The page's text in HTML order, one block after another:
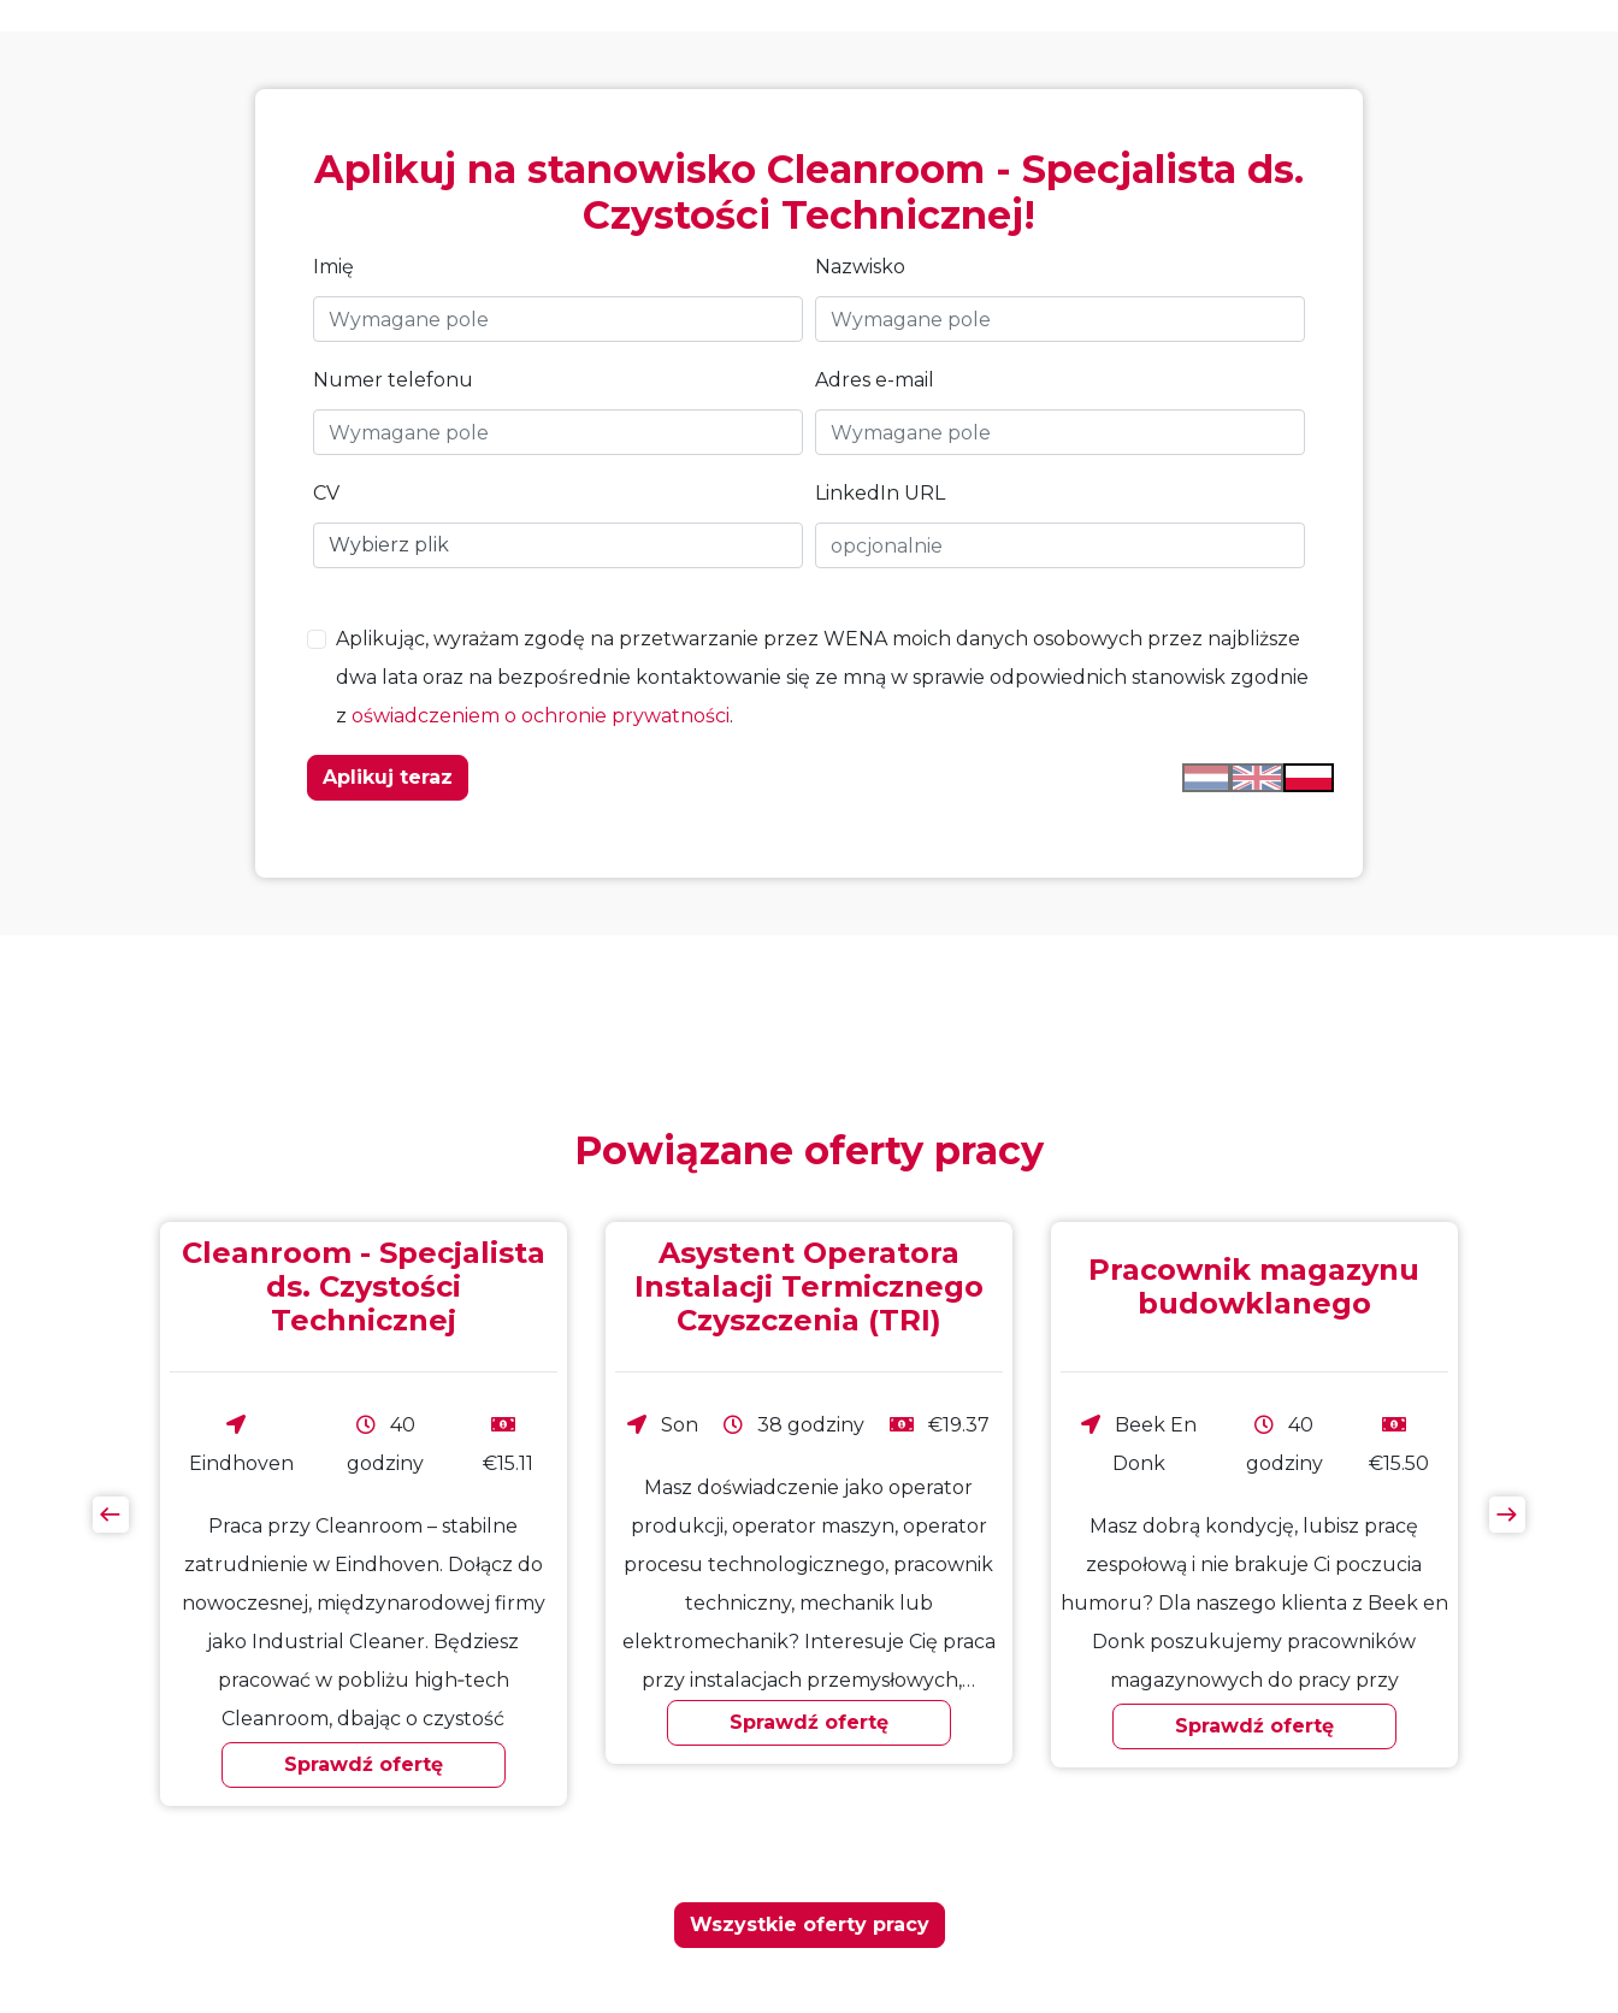
Aplikuj na stanowisko Cleanroom - Specjalista ds.
Czystości Technicznej!
Imię Nazwisko
Numer telefonu Adres e-mail
CV
Wybierz plik
LinkedIn URL
Aplikując, wyrażam zgodę na przetwarzanie przez WENA moich danych osobowych przez najbliższe
dwa lata oraz na bezpośrednie kontaktowanie się ze mną w sprawie odpowiednich stanowisk zgodnie
z oświadczeniem o ochronie prywatności.
Powiązane oferty pracy
Cleanroom - Specjalista
ds. Czystości
Technicznej
Eindhoven
40
godziny
€15.11
Praca przy Cleanroom – stabilne
zatrudnienie w Eindhoven. Dołącz do
nowoczesnej, międzynarodowej firmy
jako Industrial Cleaner. Będziesz
pracować w pobliżu high‑tech
Cleanroom, dbając o czystość
procesów…
Sprawdź ofertę
Asystent Operatora
Instalacji Termicznego
Czyszczenia (TRI)
Son 38 godziny €19.37
Masz doświadczenie jako operator
produkcji, operator maszyn, operator
procesu technologicznego, pracownik
techniczny, mechanik lub
elektromechanik? Interesuje Cię praca
przy instalacjach przemysłowych,…
Sprawdź ofertę
Pracownik magazynu
budowklanego
Beek En
Donk
40
godziny
€15.50
Masz dobrą kondycję, lubisz pracę
zespołową i nie brakuje Ci poczucia
humoru? Dla naszego klienta z Beek en
Donk poszukujemy pracowników
magazynowych do pracy przy
materiałach budowlanych.
Sprawdź ofertę
Wszystkie oferty pracy